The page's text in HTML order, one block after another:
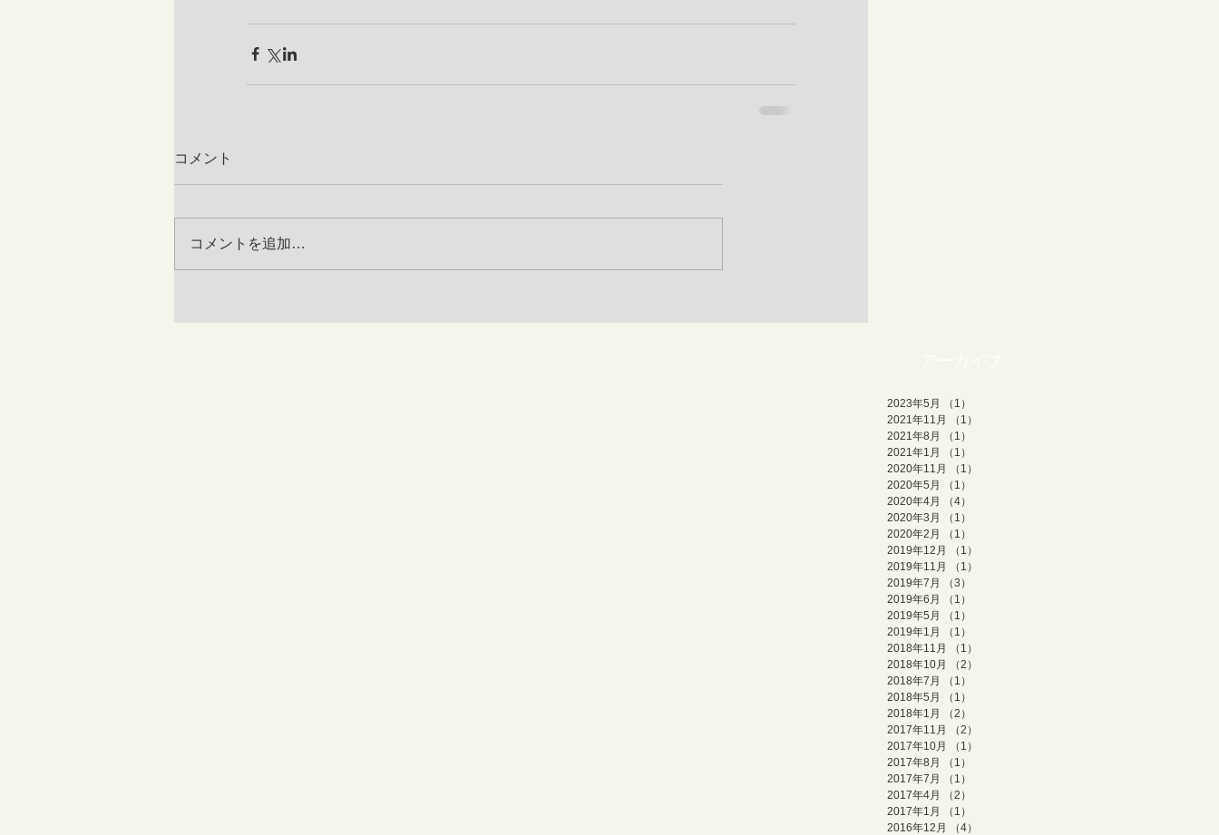
コメント
コメントを追加…
2023年5月 （1）
2021年11月
（1）
2021年8月
（1）
2021年1月
（1）
2020年11月
（1）
2020年5月
（1）
2020年4月
（4）
2020年3月
（1）
2020年2月
（1）
2019年12月
（1）
2019年11月
（1）
2019年7月
（3）
2019年6月
（1）
2019年5月
（1）
2019年1月
（1）
2018年11月
（1）
2018年10月
（2）
2018年7月
（1）
2018年5月
（1）
2018年1月
（2）
2017年11月
（2）
2017年10月
（1）
2017年8月
（1）
2017年7月
（1）
2017年4月
（2）
2017年1月
（1）
2016年12月
（4）